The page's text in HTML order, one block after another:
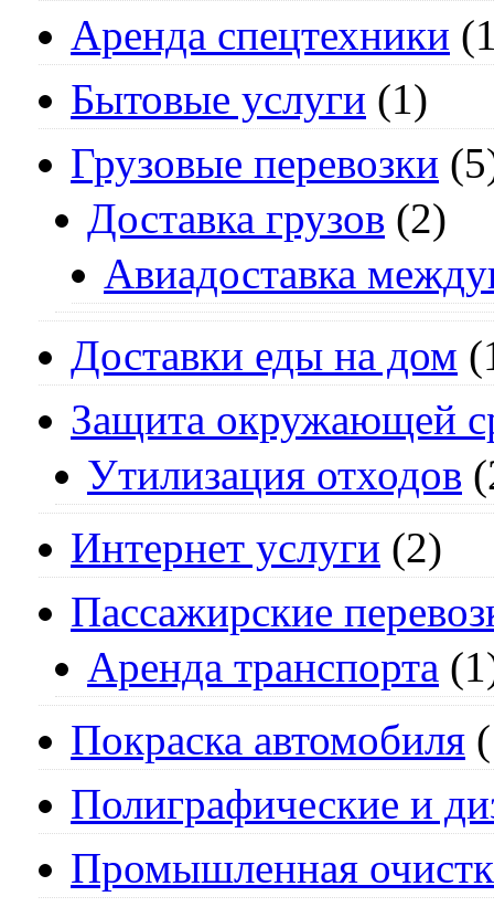
Аренда спецтехники
Бытовые услуги (1)
Грузовые перевозки
Доставка грузов (2)
Авиадоставка
Доставки еды на дом
Защита окружающей
Утилизация отходов
Интернет услуги (2)
Пассажирские
Аренда транспорта
Покраска автомобиля
Полиграфические и
Промышленная